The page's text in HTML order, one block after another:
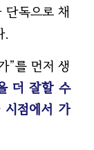
독으로 채
.
”를 먼저 생
더 잘할 수
시점에서 가